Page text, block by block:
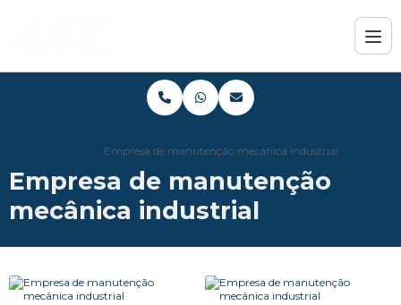
Empresa de manutenção mecânica industrial
Empresa de manutenção
mecânica industrial